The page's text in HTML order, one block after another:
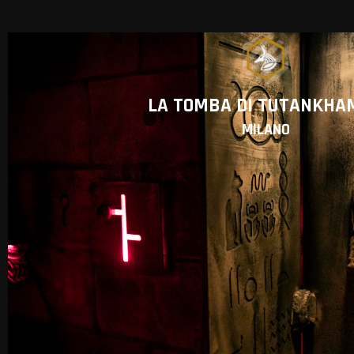
LA TOMBA DI
MILANO